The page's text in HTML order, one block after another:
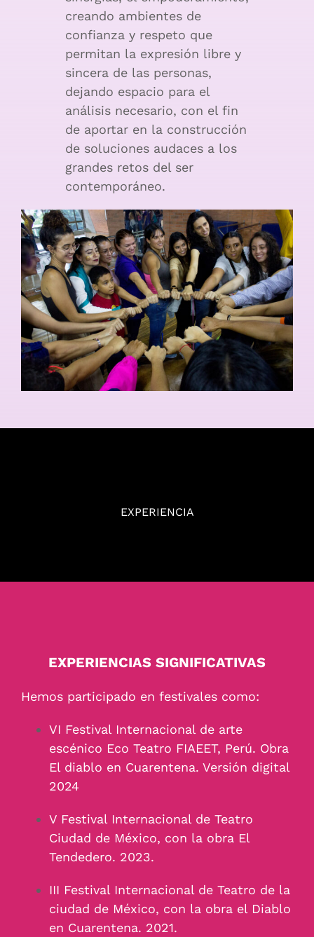
creando ambientes de
confianza y respeto que
permitan la expresión libre y
sincera de las personas,
dejando espacio para el
análisis necesario, con el fin
de aportar en la construcción
de soluciones audaces a los
grandes retos del ser
contemporáneo.
EXPERIENCIA
EXPERIENCIAS SIGNIFICATIVAS
Hemos participado en festivales como:
VI Festival Internacional de arte
escénico Eco Teatro FIAEET, Perú. Obra
El diablo en Cuarentena. Versión digital
2024
V Festival Internacional de Teatro
Ciudad de México, con la obra El
Tendedero. 2023.
III Festival Internacional de Teatro de la
ciudad de México, con la obra el Diablo
en Cuarentena. 2021.